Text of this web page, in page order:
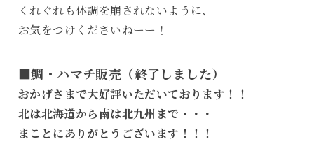
くれぐれも体調を崩されないように、
お気をつけくださいねーー！
■鯛・ハマチ販売（終了しました）
おかげさまで大好評いただいております！！
北は北海道から南は北九州まで・・・
まことにありがとうございます！！！